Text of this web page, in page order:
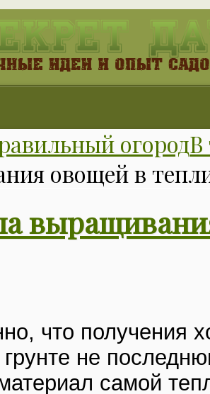
огородВ
овощей в
что получения
не
самой